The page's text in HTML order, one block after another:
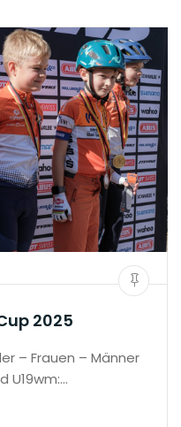
2025
– Frauen – Männer
U19wm:…